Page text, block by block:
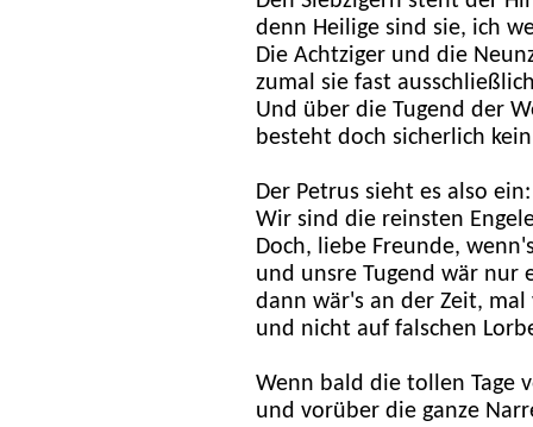
denn Heilige sind sie, ich
Die Achtziger und die
zumal sie fast
Und über die Tugend der
besteht doch sicherlich
Der Petrus sieht es also ein:
Wir sind die reinsten
Doch, liebe Freunde,
und unsre Tugend wär nur
dann wär's an der Zeit, mal
und nicht auf falschen
Wenn bald die tollen Tage
und vorüber die ganze